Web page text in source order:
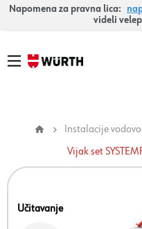
Napomena za pravna lica:
videli
Instalacije
Vijak set
Učitavanje